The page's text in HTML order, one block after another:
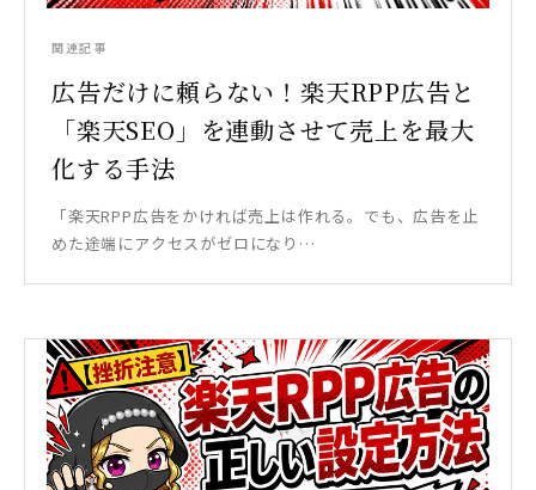
関連記事
広告だけに頼らない！楽天RPP広告と
「楽天SEO」を連動させて売上を最大
化する手法
「楽天RPP広告をかければ売上は作れる。でも、広告を止
めた途端にアクセスがゼロになり…